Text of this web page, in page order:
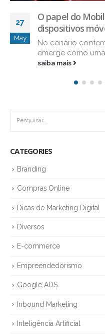
29
Oct
Saiba tudo
Negócios Locais
Hoje, cada vez
descobrindo o
saiba mais
CATEGORIES
Branding
Compras Online
Dicas de Marketing Digital
Diversos
E-commerce
Empreendedorismo
Google ADS
Inbound Marketing
Inteligência Artificial